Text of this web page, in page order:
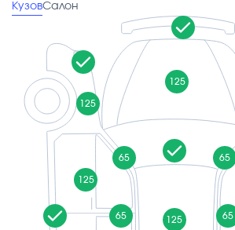
КузовСалон
125
125
125
65
125
65
65
65